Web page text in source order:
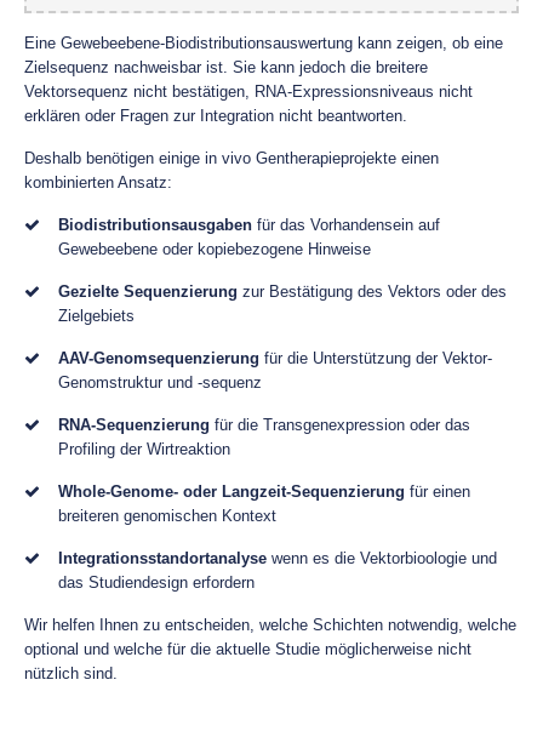
Eine Gewebeebene-Biodistributionsauswertung kann zeigen, ob eine
Zielsequenz nachweisbar ist. Sie kann jedoch die breitere
Vektorsequenz nicht bestätigen, RNA-Expressionsniveaus nicht
erklären oder Fragen zur Integration nicht beantworten.
Deshalb benötigen einige in vivo Gentherapieprojekte einen
kombinierten Ansatz:
Biodistributionsausgaben für das Vorhandensein auf
Gewebeebene oder kopiebezogene Hinweise
Gezielte Sequenzierung zur Bestätigung des Vektors oder des
Zielgebiets
AAV-Genomsequenzierung für die Unterstützung der Vektor-
Genomstruktur und -sequenz
RNA-Sequenzierung für die Transgenexpression oder das
Profiling der Wirtreaktion
Whole-Genome- oder Langzeit-Sequenzierung für einen
breiteren genomischen Kontext
Integrationsstandortanalyse wenn es die Vektorbioologie und
das Studiendesign erfordern
Wir helfen Ihnen zu entscheiden, welche Schichten notwendig, welche
optional und welche für die aktuelle Studie möglicherweise nicht
nützlich sind.